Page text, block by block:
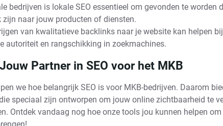
bedrijven is lokale SEO essentieel om gevonden te worden
zijn naar jouw producten of diensten.
van kwalitatieve backlinks naar je website kan helpen
autoriteit en rangschikking in zoekmachines.
Partner in SEO voor het MKB
we hoe belangrijk SEO is voor MKB-bedrijven. Daarom
speciaal zijn ontworpen om jouw online zichtbaarheid te
Ontdek vandaag nog hoe onze tools jou kunnen helpen